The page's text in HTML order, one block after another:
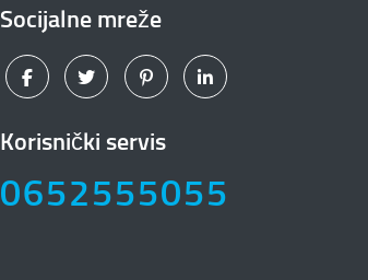
Socijalne mreže
Korisnički servis
0652555055